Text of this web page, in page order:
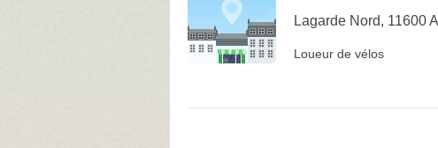
Lagarde Nord, 11600
Loueur de vélos